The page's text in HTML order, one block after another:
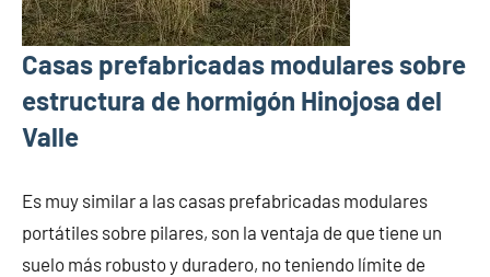
Casas prefabricadas modulares sobre
estructura de hormigón Hinojosa del
Valle
Es muy similar a las casas prefabricadas modulares
portátiles sobre pilares, son la ventaja de que tiene un
suelo más robusto y duradero, no teniendo límite de